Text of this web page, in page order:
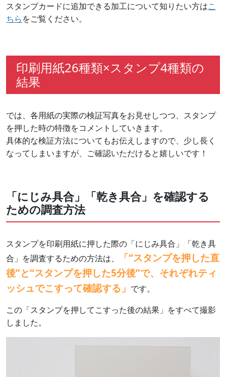
スタンプカードに追加できる加工について知りたい方はこ
ちらをご覧ください。
印刷用紙26種類×スタンプ4種類の
結果
では、各用紙の実際の検証写真をお見せしつつ、スタンプ
を押した時の特徴をコメントしていきます。
具体的な検証方法についてもお伝えしますので、少し長く
なってしまいますが、ご確認いただけると嬉しいです！
「にじみ具合」「乾き具合」を確認する
ための調査方法
スタンプを印刷用紙に押した際の「にじみ具合」「乾き具
合」を調査するための方法は、
「“スタンプを押した直
後”と“スタンプを押した5分後”で、それぞれティ
ッシュでこすって確認する」 です。
この「スタンプを押してこすった後の結果」をすべて撮影
しました。